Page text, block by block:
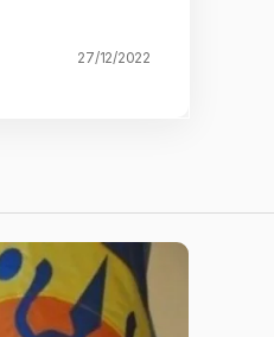
27/12/2022